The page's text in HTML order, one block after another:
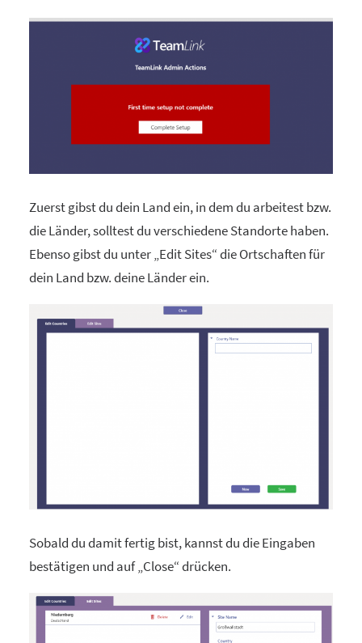
Zuerst gibst du dein Land ein, in dem du arbeitest bzw.
die Länder, solltest du verschiedene Standorte haben.
Ebenso gibst du unter „Edit Sites“ die Ortschaften für
dein Land bzw. deine Länder ein.
Sobald du damit fertig bist, kannst du die Eingaben
bestätigen und auf „Close“ drücken.